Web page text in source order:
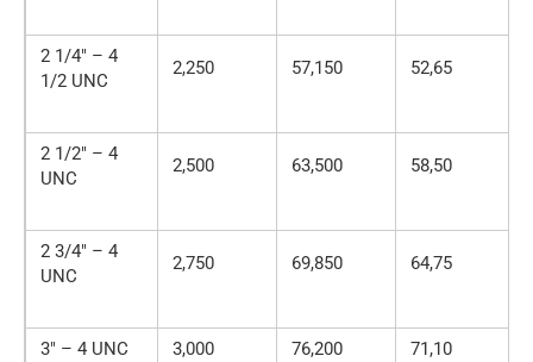
2 1/4″ – 4
1/2 UNC
2,250 57,150 52,65
2 1/2″ – 4
UNC
2,500 63,500 58,50
2 3/4″ – 4
UNC
2,750 69,850 64,75
3″ – 4 UNC 3,000 76,200 71,10